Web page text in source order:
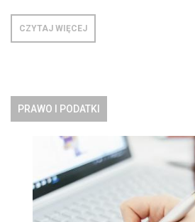
CZYTAJ WIĘCEJ
PRAWO I PODATKI